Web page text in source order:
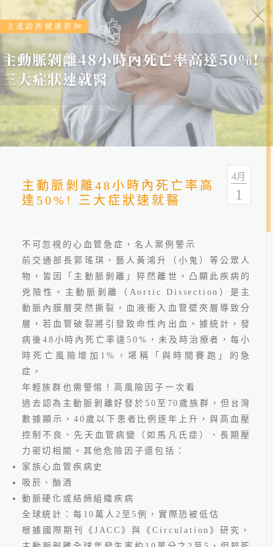
線上預約
健康報報
分類 全部 健康情報 友善連結
2026.06.24
鴻誠院長：看懂健檢盲點
主動脈剝離48小時內死亡率高
達50%! 三大症狀速就醫
4月
1
不可忽視的心血管急症，名人案例警示
前交通部長郭瑤琪、藝人黃鴻升（小鬼）等公眾人
物，皆因「主動脈剝離」猝然離世，凸顯此疾病的
兇險性。主動脈剝離（ Aortic Dissection ） 是主
動脈內膜層突然撕裂，血液衝入血管壁夾層導致分
層，若血管破裂將引發致命性內出血。據統計，發
病後 48 小時內死亡率達 50% ，未及時治療者，每小
時死亡風險增加 1%
，堪稱「與時間賽跑」的急
症。
年輕族群也需警惕！高風險因子一次看
過去認為主動脈剝離好發於 50 至 70 歲族群，但台灣
數據顯示， 40 歲以下患者比例逐年上升，與 高血壓
控制不良、先天血管病變（如馬凡氏症）、長期壓
力 密切相關。其他危險因子還包括：
家族心血管疾病史
吸菸、酗酒
動脈硬化或結締組織疾病
全球統計：每 10 萬人 2 至 5例，實際恐被低估
根據國際期刊《 JACC 》與《Circulation 》研究，